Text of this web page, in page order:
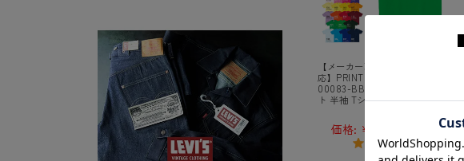
【メーカー取次】【ネコポス便対
応】PRINTSTAR プリントスター
00083-BBT 4.0oz ライトウェイ
ト 半袖 Tシャツ #2【Sx】【TB】
¥880(税込)
価格: ¥438 50%OFF
5.0（1件）